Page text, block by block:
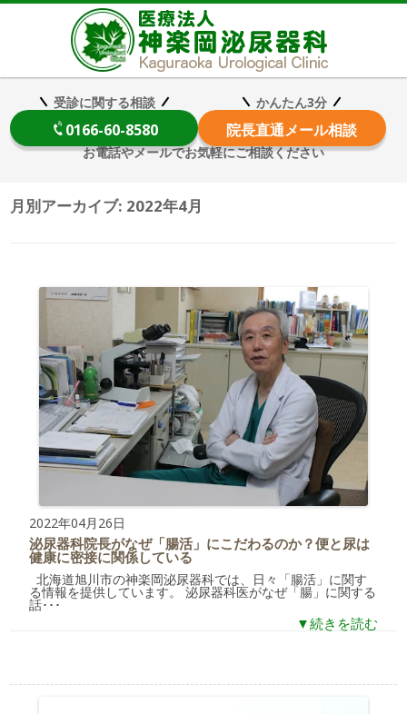
受診に関する相談
0166-60-8580
かんたん3分
院長直通メール相談
お電話やメールでお気軽にご相談ください
月別アーカイブ: 2022年4月
2022年04月26日
泌尿器科院長がなぜ「腸活」にこだわるのか？便と尿は
健康に密接に関係している
北海道旭川市の神楽岡泌尿器科では、日々「腸活」に関す
る情報を提供しています。 泌尿器科医がなぜ「腸」に関する
話･･･
▼続きを読む